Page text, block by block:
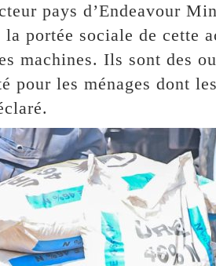
pays d’Endeavour
portée sociale de cette
machines. Ils sont des
pour les ménages dont